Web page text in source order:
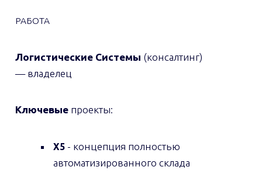
РАБОТА
Логистические Системы (консалтинг)
— владелец
Ключевые проекты:
X5- концепция полностью
автоматизированного склада